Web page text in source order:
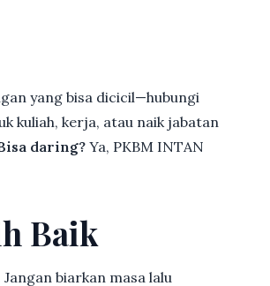
yang bisa dicicil—hubungi
kuliah, kerja, atau naik jabatan
daring?Ya, PKBM INTAN
Baik
biarkan masa lalu